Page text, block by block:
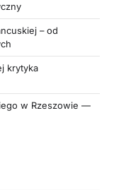
– od
krytyka
w Rzeszowie —